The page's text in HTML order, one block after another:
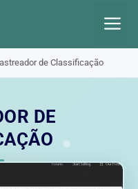
de Classificação
DE